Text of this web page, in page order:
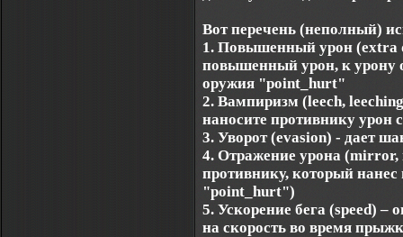
Вот перечень (неполный)
1. Повышенный урон (extra
повышенный урон, к урону
оружия "point_hurt"
2. Вампиризм (leech,
наносите противнику
3. Уворот (evasion) - дает
4. Отражение урона
противнику, который нанес
"point_hurt")
5. Ускорение бега (speed) –
на скорость во время